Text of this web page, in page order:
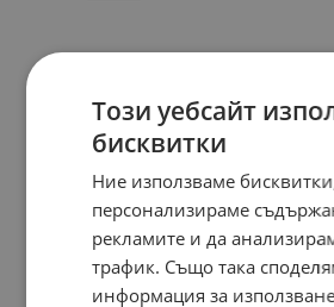
Този уебсайт
бисквитки
Ние използваме
персонализираме
рекламите и да
трафик. Също така
информация за